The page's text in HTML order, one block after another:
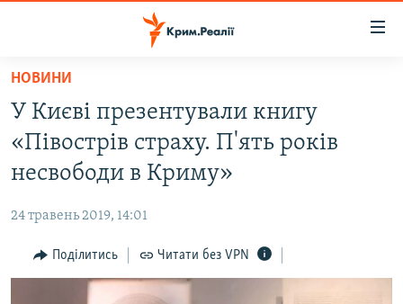
Перейти
основного
матеріалу
до
основної
навігації
Перейти
до
ВІДЕО ТА ФОТО
БЛОГИ
ПОГЛЯД
НОВИНИ
У Києві презентували книгу
«Півострів страху. П'ять років
несвободи в Криму»
24 травень 2019, 14:01
Поділитись Читати без VPN